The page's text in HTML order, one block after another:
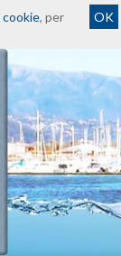
cookie, per
OK